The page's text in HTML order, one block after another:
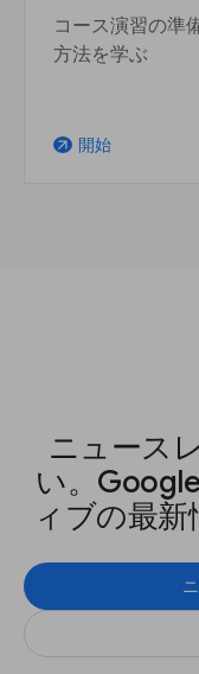
コース演習の準
方法を学ぶ
arrow_outward 開始
ニュース
い。
ィブの最新